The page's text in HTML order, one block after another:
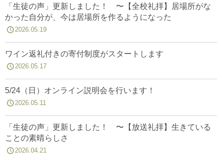
「生徒の声」更新しました！ 〜【全校礼拝】居場所がな
かった自分が、今は居場所を作るようになった
2026.05.19
ワイン返礼付きの寄付制度がスタートします
2026.05.17
5/24（日）オンライン説明会を行います！
2026.05.11
「生徒の声」更新しました！ 〜【放送礼拝】生きている
ことの素晴らしさ
2026.04.21